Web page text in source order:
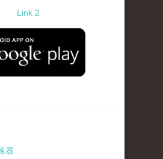
Link 2
googleplay-app-store.png
器